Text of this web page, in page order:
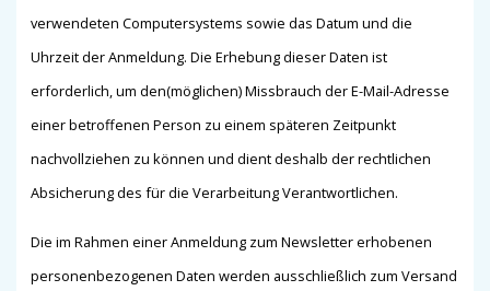
verwendeten Computersystems sowie das Datum und die
Uhrzeit der Anmeldung. Die Erhebung dieser Daten ist
erforderlich, um den(möglichen) Missbrauch der E-Mail-Adresse
einer betroffenen Person zu einem späteren Zeitpunkt
nachvollziehen zu können und dient deshalb der rechtlichen
Absicherung des für die Verarbeitung Verantwortlichen.
Die im Rahmen einer Anmeldung zum Newsletter erhobenen
personenbezogenen Daten werden ausschließlich zum Versand